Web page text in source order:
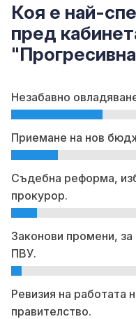
Коя е най-
пред
Незабавно
Приемане на нов
Съдебна реформа,
прокурор.
Законови промени,
ПВУ.
Ревизия на работата
правителство.